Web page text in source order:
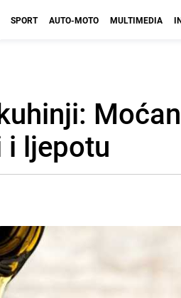
SPORT AUTO-MOTO MULTIMEDIA
i ljepotu